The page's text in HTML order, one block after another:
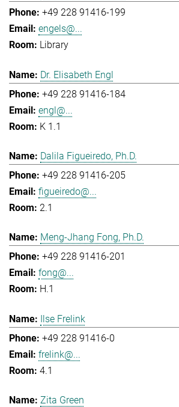
+49 228 91416-199
engels@...
Library
Dr. Elisabeth Engl
+49 228 91416-184
engl@...
K 1.1
Dalila Figueiredo, Ph.D.
+49 228 91416-205
figueiredo@...
2.1
Meng-Jhang Fong, Ph.D.
+49 228 91416-201
fong@...
H.1
Ilse Frelink
+49 228 91416-0
frelink@...
4.1
Zita Green